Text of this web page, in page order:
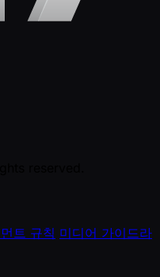
트 규칙 미디어 가이드라